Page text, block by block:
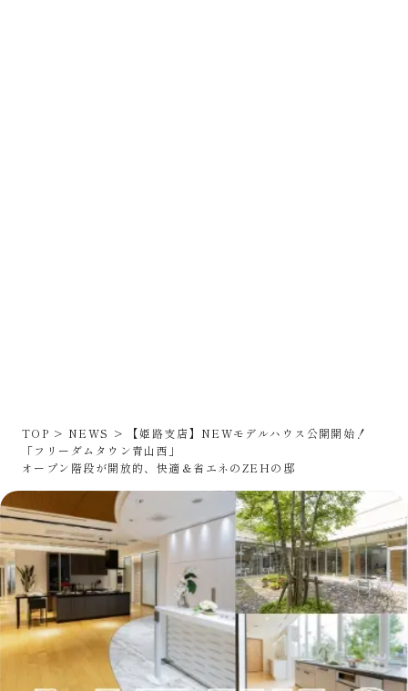
TOP NEWS
【姫路支店】NEWモデルハウス公開開始！
「フリーダムタウン青山西」
オープン階段が開放的、快適＆省エネのZEHの邸